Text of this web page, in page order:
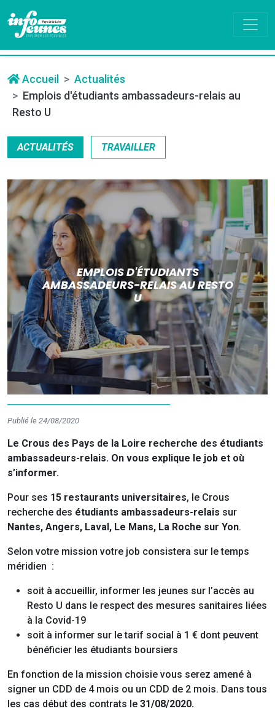
Accueil
Actualités
Emplois d'étudiants ambassadeurs-relais au
Resto U
ACTUALITÉS TRAVAILLER
EMPLOIS D'ÉTUDIANTS
AMBASSADEURS-RELAIS AU RESTO
U
Publié le 24/08/2020
Le Crous des Pays de la Loire recherche des étudiants
ambassadeurs-relais. On vous explique le job et où
s’informer.
Pour ses 15 restaurants universitaires, le Crous
recherche des étudiants ambassadeurs-relais sur
Nantes, Angers, Laval, Le Mans, La Roche sur Yon.
Selon votre mission votre job consistera sur le temps
méridien :
soit à accueillir, informer les jeunes sur l’accès au
Resto U dans le respect des mesures sanitaires liées
à la Covid-19
soit à informer sur le tarif social à 1 € dont peuvent
bénéficier les étudiants boursiers
En fonction de la mission choisie vous serez amené à
signer un CDD de 4 mois ou un CDD de 2 mois. Dans tous
les cas début des contrats le 31/08/2020.